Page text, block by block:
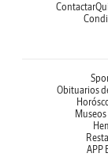
Contactar
Obituarios
APP